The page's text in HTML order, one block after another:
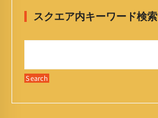
スクエア内キーワード検索